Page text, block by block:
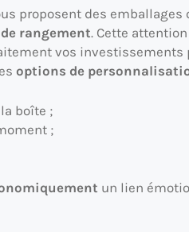
proposent des emballages
rangement. Cette
vos investissements
options de
boîte ;
;
un lien